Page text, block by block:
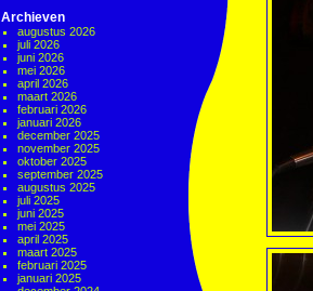
Archieven
augustus 2026
juli 2026
juni 2026
mei 2026
april 2026
maart 2026
februari 2026
januari 2026
december 2025
november 2025
oktober 2025
september 2025
augustus 2025
juli 2025
juni 2025
mei 2025
april 2025
maart 2025
februari 2025
januari 2025